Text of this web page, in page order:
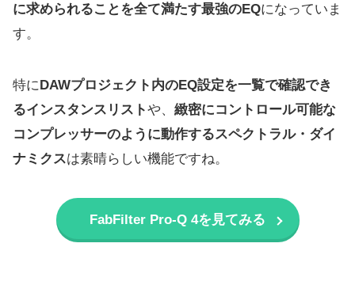
に求められることを全て満たす最強のEQになっていま
す。
特にDAWプロジェクト内のEQ設定を一覧で確認でき
るインスタンスリストや、 緻密にコントロール可能な
コンプレッサーのように動作するスペクトラル・ダイ
ナミクスは素晴らしい機能ですね。
FabFilter Pro-Q 4を見てみる